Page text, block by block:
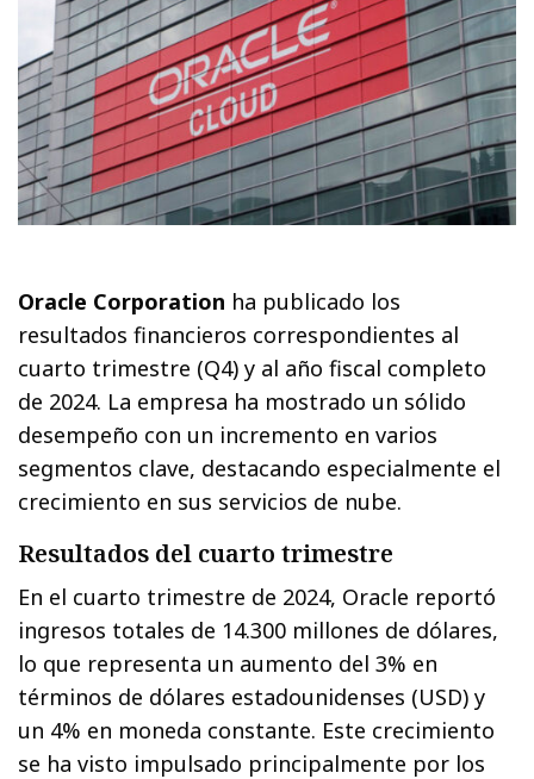
Oracle Corporation ha publicado los
resultados financieros correspondientes al
cuarto trimestre (Q4) y al año fiscal completo
de 2024. La empresa ha mostrado un sólido
desempeño con un incremento en varios
segmentos clave, destacando especialmente el
crecimiento en sus servicios de nube.
Resultados del cuarto trimestre
En el cuarto trimestre de 2024, Oracle reportó
ingresos totales de 14.300 millones de dólares,
lo que representa un aumento del 3% en
términos de dólares estadounidenses (USD) y
un 4% en moneda constante. Este crecimiento
se ha visto impulsado principalmente por los